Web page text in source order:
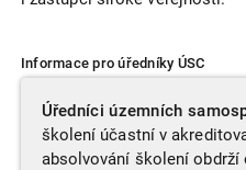
Informace pro úředníky ÚSC
Úředníci územních
školení účastní v
absolvování školení obdrží